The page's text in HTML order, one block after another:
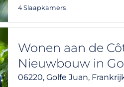
4 Slaapkamers
Wonen aan de
Nieuwbouw in
06220, Golfe Juan,